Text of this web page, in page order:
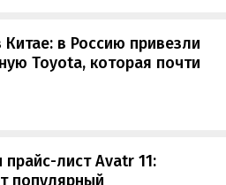
в Россию привезли
Toyota, которая почти
лист Avatr 11:
популярный